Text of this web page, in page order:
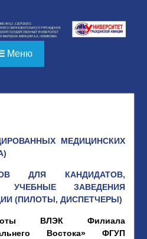
Меню
МЕДИЦИНСКИХ
ДЛЯ КАНДИДАТОВ,
ЗАВЕДЕНИЯ
(ПИЛОТЫ, ДИСПЕТЧЕРЫ)
ВЛЭК Филиала
Востока» ФГУП